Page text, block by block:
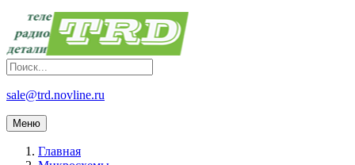
sale@trd.novline.ru
Меню
Главная